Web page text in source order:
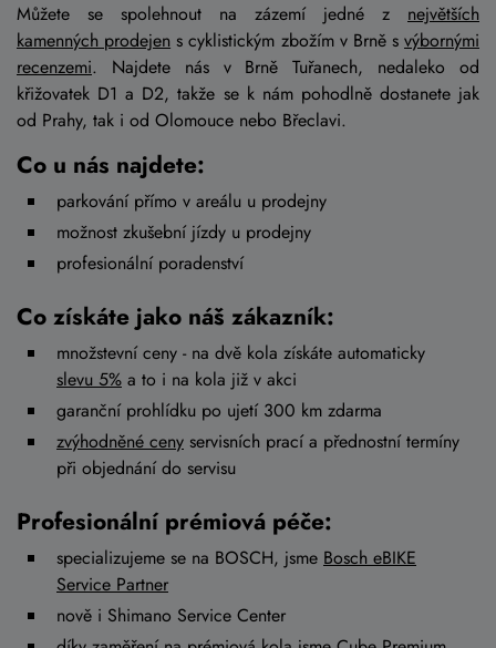
Můžete se spolehnout na zázemí jedné z největších
kamenných prodejen s cyklistickým zbožím v Brně s výbornými
recenzemi. Najdete nás v Brně Tuřanech, nedaleko od
křižovatek D1 a D2, takže se k nám pohodlně dostanete jak
od Prahy, tak i od Olomouce nebo Břeclavi.
Co u nás najdete:
parkování přímo v areálu u prodejny
možnost zkušební jízdy u prodejny
profesionální poradenství
Co získáte jako náš zákazník:
množstevní ceny - na dvě kola získáte automaticky
slevu 5% a to i na kola již v akci
garanční prohlídku po ujetí 300 km zdarma
zvýhodněné ceny servisních prací a přednostní termíny
při objednání do servisu
Profesionální prémiová péče:
specializujeme se na BOSCH, jsme Bosch eBIKE
Service Partner
nově i Shimano Service Center